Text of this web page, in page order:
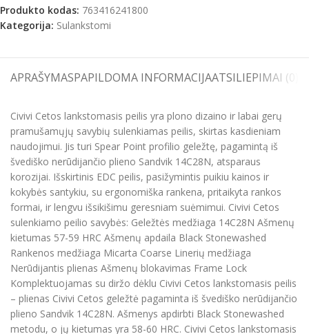
Produkto kodas: 763416241800
Kategorija: Sulankstomi
APRAŠYMASPAPILDOMA INFORMACIJAATSILIEPIMAI (0)
Civivi Cetos lankstomasis peilis yra plono dizaino ir labai gerų
pramušamųjų savybių sulenkiamas peilis, skirtas kasdieniam
naudojimui. Jis turi Spear Point profilio geležtę, pagamintą iš
švediško nerūdijančio plieno Sandvik 14C28N, atsparaus
korozijai. Išskirtinis EDC peilis, pasižymintis puikiu kainos ir
kokybės santykiu, su ergonomiška rankena, pritaikyta rankos
formai, ir lengvu išsikišimu geresniam suėmimui. Civivi Cetos
sulenkiamo peilio savybės: Geležtės medžiaga 14C28N Ašmenų
kietumas 57-59 HRC Ašmenų apdaila Black Stonewashed
Rankenos medžiaga Micarta Coarse Linerių medžiaga
Nerūdijantis plienas Ašmenų blokavimas Frame Lock
Komplektuojamas su diržo dėklu Civivi Cetos lankstomasis peilis
– plienas Civivi Cetos geležtė pagaminta iš švediško nerūdijančio
plieno Sandvik 14C28N. Ašmenys apdirbti Black Stonewashed
metodu, o jų kietumas yra 58-60 HRC. Civivi Cetos lankstomasis